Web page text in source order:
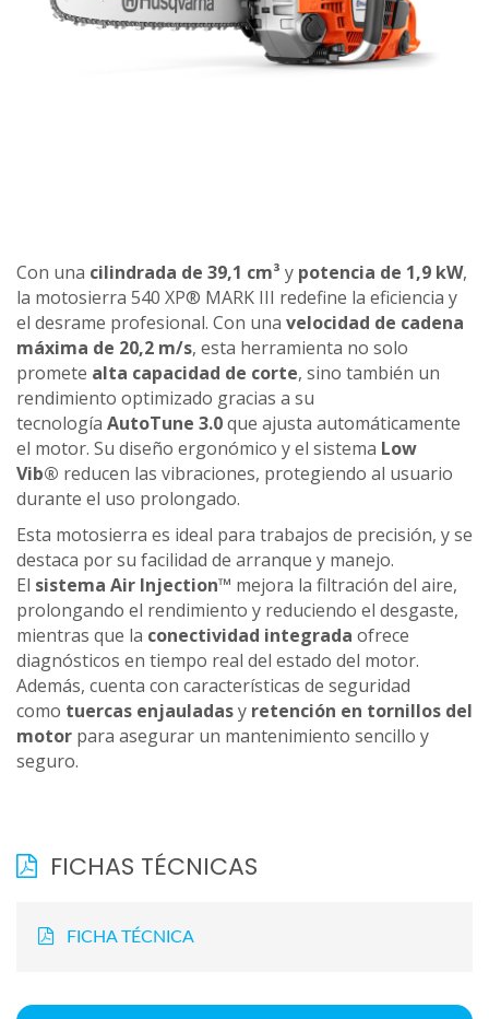
Con una cilindrada de 39,1 cm³ y potencia de 1,9 kW,
la motosierra 540 XP® MARK III redefine la eficiencia y
el desrame profesional. Con una velocidad de cadena
máxima de 20,2 m/s, esta herramienta no solo
promete alta capacidad de corte, sino también un
rendimiento optimizado gracias a su
tecnología AutoTune 3.0que ajusta automáticamente
el motor. Su diseño ergonómico y el sistema Low
Vib® reducen las vibraciones, protegiendo al usuario
durante el uso prolongado.
Esta motosierra es ideal para trabajos de precisión, y se
destaca por su facilidad de arranque y manejo.
El sistema Air Injection™ mejora la filtración del aire,
prolongando el rendimiento y reduciendo el desgaste,
mientras que la conectividad integrada ofrece
diagnósticos en tiempo real del estado del motor.
Además, cuenta con características de seguridad
como tuercas enjauladasy retención en tornillos del
motor para asegurar un mantenimiento sencillo y
seguro.
FICHAS TÉCNICAS
FICHA TÉCNICA